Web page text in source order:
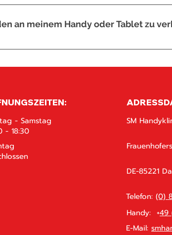
bevor Sie Ihr Gerät zur Reparatur
an meinem Handy oder Tablet zu
vermeiden Sie den Kontakt mit Flüssigkeiten,
- Samstag
- 18:30
SM
DE-85221
Telefon: (0)
Handy: +49
E-Mail: